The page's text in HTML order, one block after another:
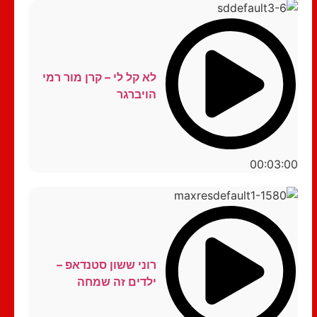
00:03:00
לא קל לי – קרן מור רמי
הויברגר
רוני ששון סטנדאפ –
ילדים זה שמחה